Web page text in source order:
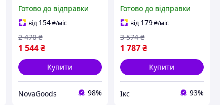
МП з інфрачервоною
підсвіткою QN-31
Готово до відправки
від 154 ₴/міс
1 544 ₴
2 470 ₴
Купити
NovaGoods 98%
підсвіткою і
віддаленим доступом,
зовнішній формат
контролю
Готово до відправки
від 179₴/міс
1 787₴
3 574 ₴
Купити
Ікс 93%